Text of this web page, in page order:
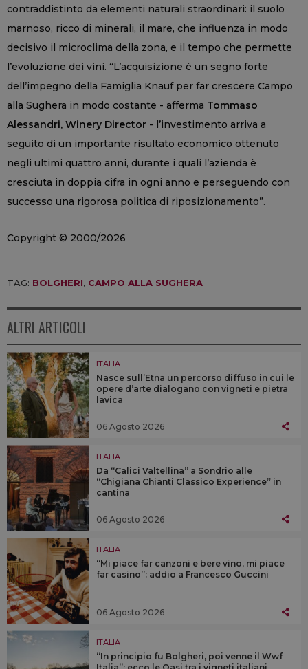
contraddistinto da elementi naturali straordinari: il suolo
marnoso, ricco di minerali, il mare, che influenza in modo
decisivo il microclima della zona, e il tempo che permette
l’evoluzione dei vini. “L’acquisizione è un segno forte
dell’impegno della Famiglia Knauf per far crescere Campo
alla Sughera in modo costante - afferma Tommaso
Alessandri, Winery Director - l’investimento arriva a
seguito di un importante risultato economico ottenuto
negli ultimi quattro anni, durante i quali l’azienda è
cresciuta in doppia cifra in ogni anno e perseguendo con
successo una rigorosa politica di riposizionamento”.
Copyright © 2000/2026
TAG: BOLGHERI, CAMPO ALLA SUGHERA
ALTRI ARTICOLI
ITALIA
Nasce sull’Etna un percorso diffuso in cui le
opere d’arte dialogano con vigneti e pietra
lavica
06 Agosto 2026
ITALIA
Da “Calici Valtellina” a Sondrio alle
“Chigiana Chianti Classico Experience” in
cantina
06 Agosto 2026
ITALIA
“Mi piace far canzoni e bere vino, mi piace
far casino”: addio a Francesco Guccini
06 Agosto 2026
ITALIA
“In principio fu Bolgheri, poi venne il Wwf